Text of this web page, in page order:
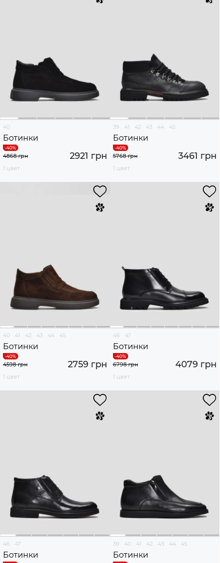
40
Ботинки
2921 грн
4868 грн
1 цвет
39 41 42 43 44 45
Ботинки
3461 грн
5768 грн
1 цвет
40 41 42 43 44 45
Ботинки
2759 грн
4598 грн
1 цвет
46 47
Ботинки
4079 грн
6798 грн
1 цвет
46 47
Ботинки
39 40 41 42 43 44 45
Ботинки